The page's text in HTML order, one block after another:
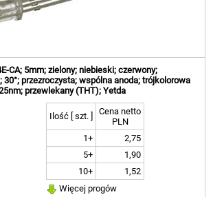
CA; 5mm; zielony; niebieski; czerwony;
30°; przezroczysta; wspólna anoda; trójkolorowa
przewlekany (THT); Yetda
Ilość [ szt. ]
Cena netto
PLN
1+
2,75
5+
1,90
10+
1,52
Więcej progów